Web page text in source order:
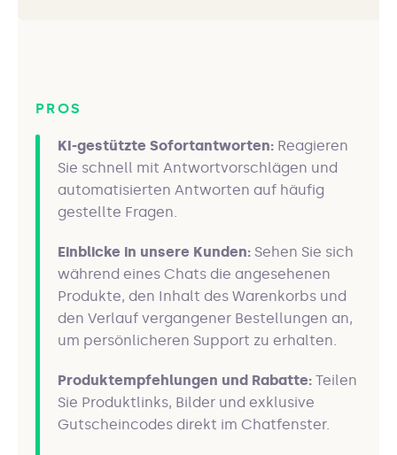
PROS
KI-gestützte Sofortantworten: Reagieren
Sie schnell mit Antwortvorschlägen und
automatisierten Antworten auf häufig
gestellte Fragen.
Einblicke in unsere Kunden: Sehen Sie sich
während eines Chats die angesehenen
Produkte, den Inhalt des Warenkorbs und
den Verlauf vergangener Bestellungen an,
um persönlicheren Support zu erhalten.
Produktempfehlungen und Rabatte: Teilen
Sie Produktlinks, Bilder und exklusive
Gutscheincodes direkt im Chatfenster.